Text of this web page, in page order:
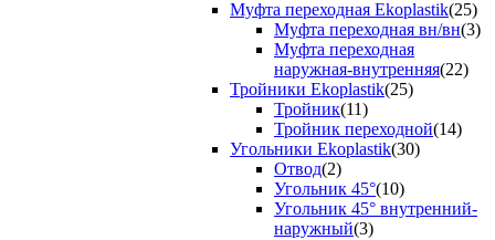
Муфта переходная Ekoplastik(25)
Муфта переходная вн/вн(3)
Муфта переходная
наружная-внутренняя(22)
Тройники Ekoplastik(25)
Тройник(11)
Тройник переходной(14)
Угольники Ekoplastik(30)
Отвод(2)
Угольник 45°(10)
Угольник 45° внутренний-
наружный(3)